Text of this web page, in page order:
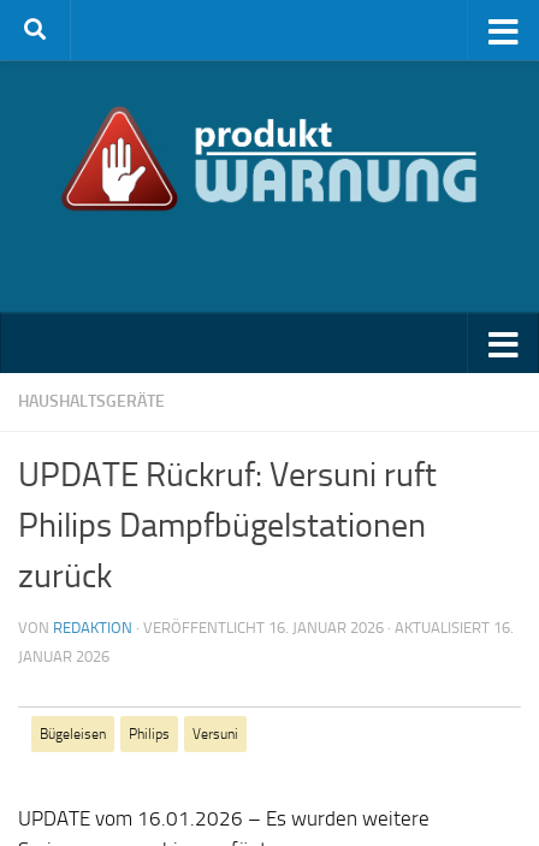
Zum Inhalt springen
HAUSHALTSGERÄTE
UPDATE Rückruf: Versuni ruft
Philips Dampfbügelstationen
zurück
VON REDAKTION · VERÖFFENTLICHT 16. JANUAR 2026 · AKTUALISIERT 16.
JANUAR 2026
Bügeleisen Philips Versuni
UPDATE vom 16.01.2026 – Es wurden weitere